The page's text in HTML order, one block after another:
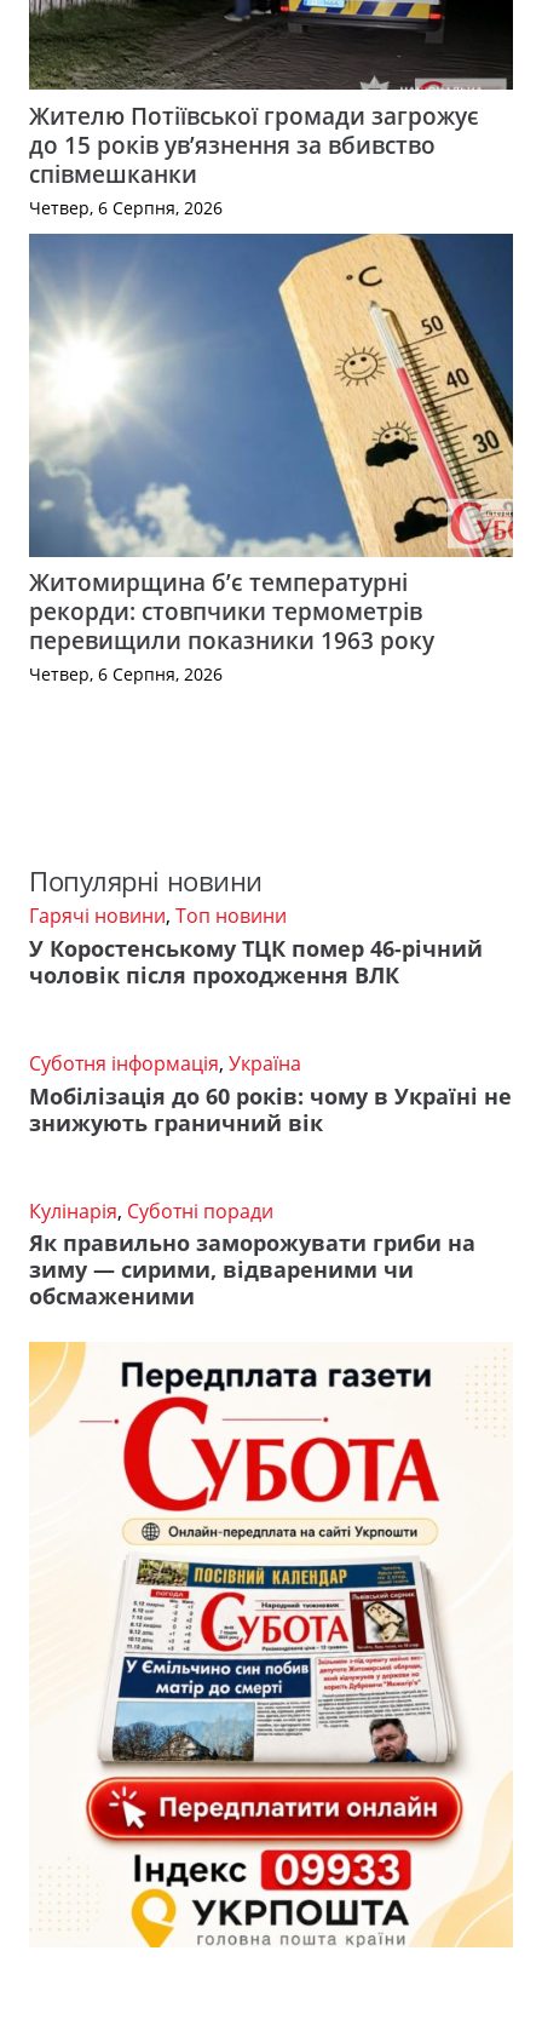
Жителю Потіївської громади загрожує
до 15 років ув’язнення за вбивство
співмешканки
Четвер, 6 Серпня, 2026
Житомирщина б’є температурні
рекорди: стовпчики термометрів
перевищили показники 1963 року
Четвер, 6 Серпня, 2026
Популярні новини
Гарячі новини, Топ новини
У Коростенському ТЦК помер 46-річний
чоловік після проходження ВЛК
Суботня інформація, Україна
Мобілізація до 60 років: чому в Україні не
знижують граничний вік
Кулінарія, Суботні поради
Як правильно заморожувати гриби на
зиму — сирими, відвареними чи
обсмаженими